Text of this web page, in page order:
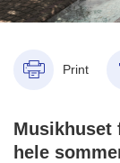
Print
Musikhuset
hele